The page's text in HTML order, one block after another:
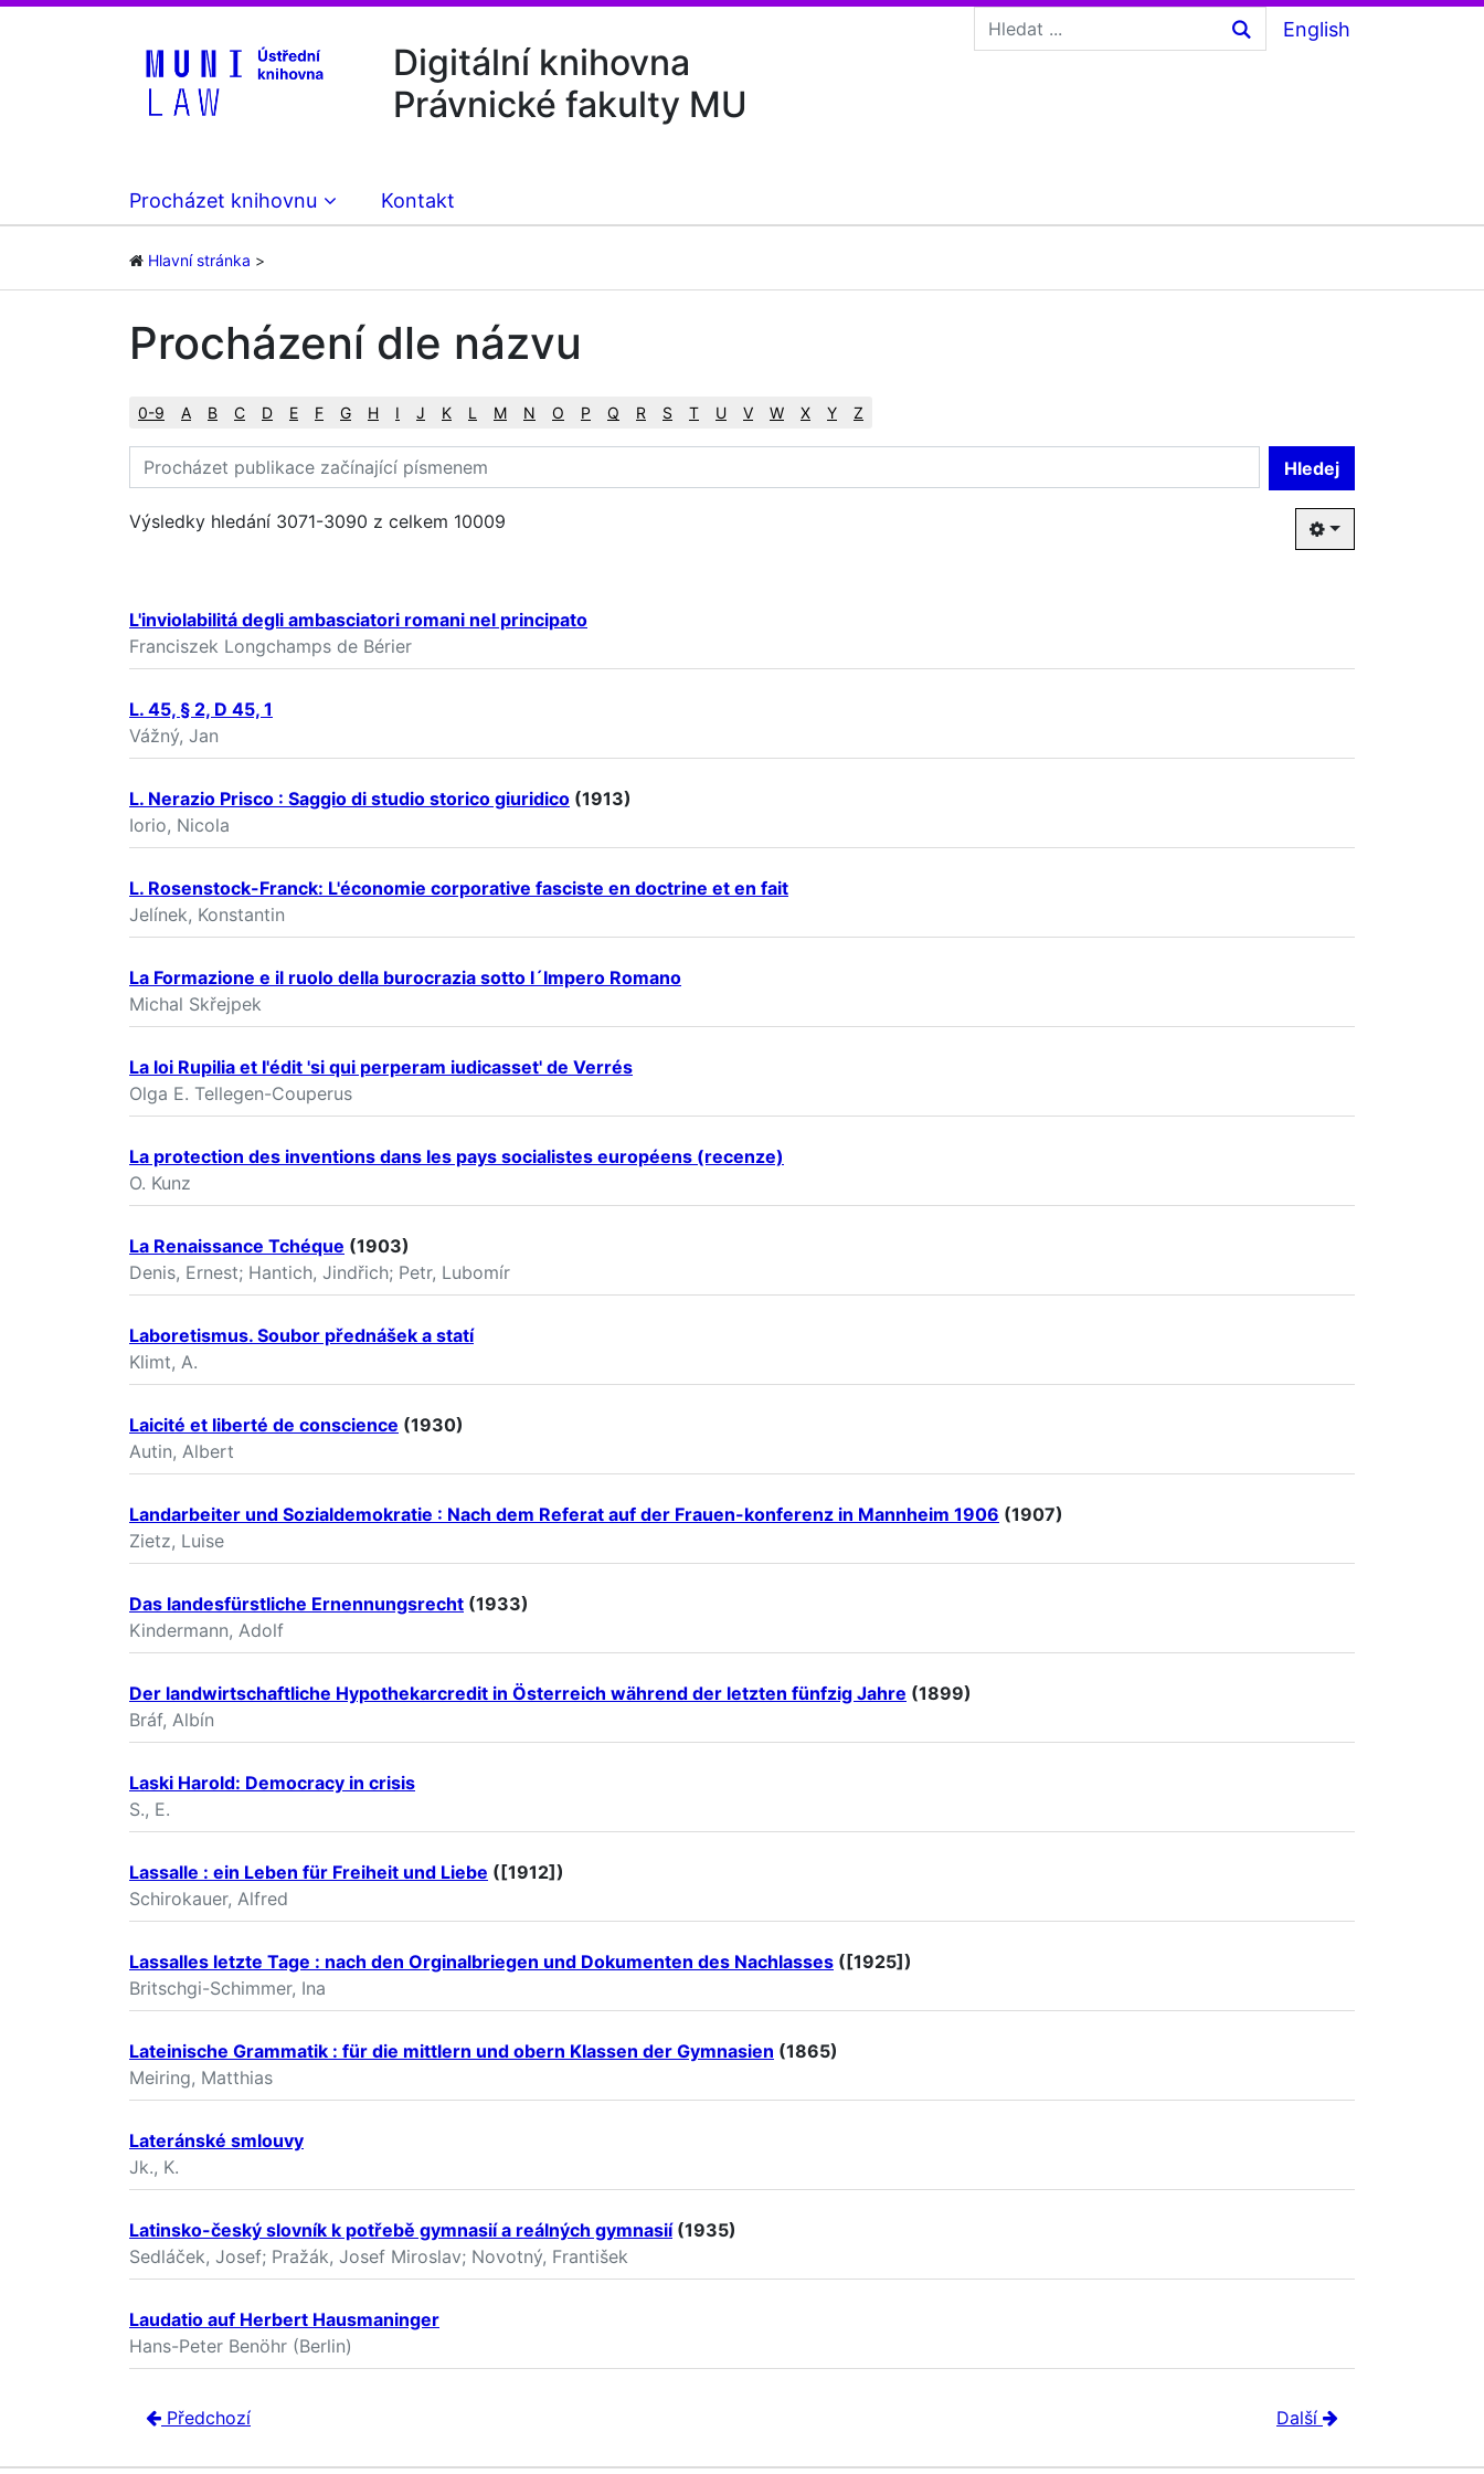
Digitální knihovna
Právnické fakulty MU
English
Procházet knihovnu Kontakt
Hlavní stránka
Procházení dle názvu
0-9 A B C D E F G H I J K L M N O P Q R S T U V W X Y Z
Hledej
Výsledky hledání 3071-3090 z celkem 10009
L'inviolabilitá degli ambasciatori romani nel principato
Franciszek Longchamps de Bérier
L. 45, § 2, D 45, 1
Vážný, Jan
L. Nerazio Prisco : Saggio di studio storico giuridico (1913)
Iorio, Nicola
L. Rosenstock-Franck: L'économie corporative fasciste en doctrine et en fait
Jelínek, Konstantin
La Formazione e il ruolo della burocrazia sotto l´Impero Romano
Michal Skřejpek
La loi Rupilia et I'édit 'si qui perperam iudicasset' de Verrés
Olga E. Tellegen-Couperus
La protection des inventions dans les pays socialistes européens (recenze)
O. Kunz
La Renaissance Tchéque (1903)
Denis, Ernest; Hantich, Jindřich; Petr, Lubomír
Laboretismus. Soubor přednášek a statí
Klimt, A.
Laicité et liberté de conscience (1930)
Autin, Albert
Landarbeiter und Sozialdemokratie : Nach dem Referat auf der Frauen-konferenz in Mannheim 1906 (1907)
Zietz, Luise
Das landesfürstliche Ernennungsrecht (1933)
Kindermann, Adolf
Der landwirtschaftliche Hypothekarcredit in Österreich während der letzten fünfzig Jahre (1899)
Bráf, Albín
Laski Harold: Democracy in crisis
S., E.
Lassalle : ein Leben für Freiheit und Liebe ([1912])
Schirokauer, Alfred
Lassalles letzte Tage : nach den Orginalbriegen und Dokumenten des Nachlasses ([1925])
Britschgi-Schimmer, Ina
Lateinische Grammatik : für die mittlern und obern Klassen der Gymnasien (1865)
Meiring, Matthias
Lateránské smlouvy
Jk., K.
Latinsko-český slovník k potřebě gymnasií a reálných gymnasií(1935)
Sedláček, Josef; Pražák, Josef Miroslav; Novotný, František
Laudatio auf Herbert Hausmaninger
Hans-Peter Benöhr (Berlin)
Předchozí Další